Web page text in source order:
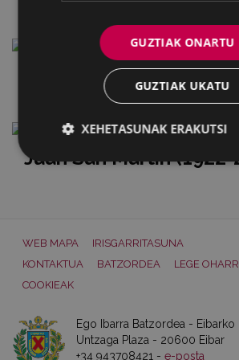
Iñaki Goenaga (1944-
Juan San Martin (1922-
WEB MAPA
IRISGARRITASUNA
KONTAKTUA
BATZORDEA
LEGE
COOKIEAK
Ego Ibarra Batzordea - Eibarko
Untzaga Plaza - 20600 Eibar
+34 943708421 - e-posta
GUZTIAK ONARTU
GUZTIAK UKATU
XEHETASUNAK ERAKUTSI